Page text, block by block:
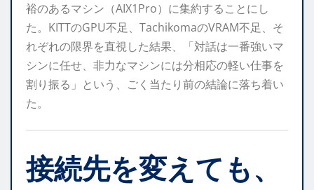
裕のあるマシン（AIX1Pro）に集約することにし
た。KITTのGPU不足、TachikomaのVRAM不足、そ
れぞれの限界を直視した結果、「対話は一番強いマ
シンに任せ、非力なマシンには分相応の軽い仕事を
割り振る」という、ごく当たり前の結論に落ち着い
た。
接続先を変えても、